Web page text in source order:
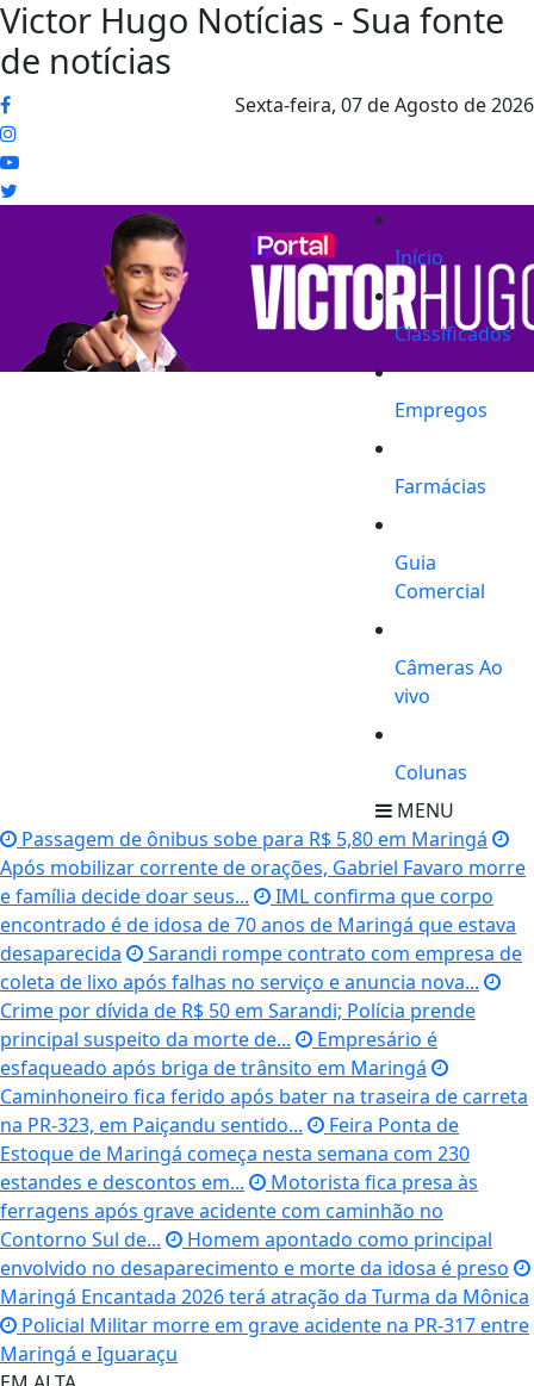
Victor Hugo Notícias - Sua fonte
de notícias
Sexta-feira, 07 de Agosto de 2026
Início
Classificados
Empregos
Farmácias
Guia
Comercial
Câmeras Ao
vivo
Colunas
MENU
Passagem de ônibus sobe para R$ 5,80 em Maringá
Após mobilizar corrente de orações, Gabriel Favaro morre
e família decide doar seus...
IML confirma que corpo
encontrado é de idosa de 70 anos de Maringá que estava
desaparecida
Sarandi rompe contrato com empresa de
coleta de lixo após falhas no serviço e anuncia nova...
Crime por dívida de R$ 50 em Sarandi; Polícia prende
principal suspeito da morte de...
Empresário é
esfaqueado após briga de trânsito em Maringá
Caminhoneiro fica ferido após bater na traseira de carreta
na PR-323, em Paiçandu sentido...
Feira Ponta de
Estoque de Maringá começa nesta semana com 230
estandes e descontos em...
Motorista fica presa às
ferragens após grave acidente com caminhão no
Contorno Sul de...
Homem apontado como principal
envolvido no desaparecimento e morte da idosa é preso
Maringá Encantada 2026 terá atração da Turma da Mônica
Policial Militar morre em grave acidente na PR-317 entre
Maringá e Iguaraçu